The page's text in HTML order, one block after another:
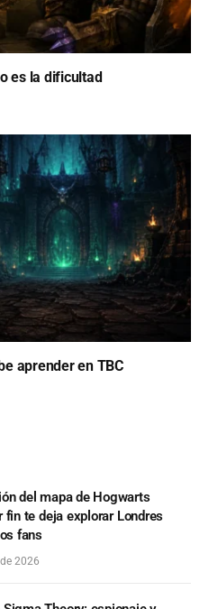
es la dificultad
aprender en TBC
del mapa de Hogwarts
fin te deja explorar Londres
fans
2026